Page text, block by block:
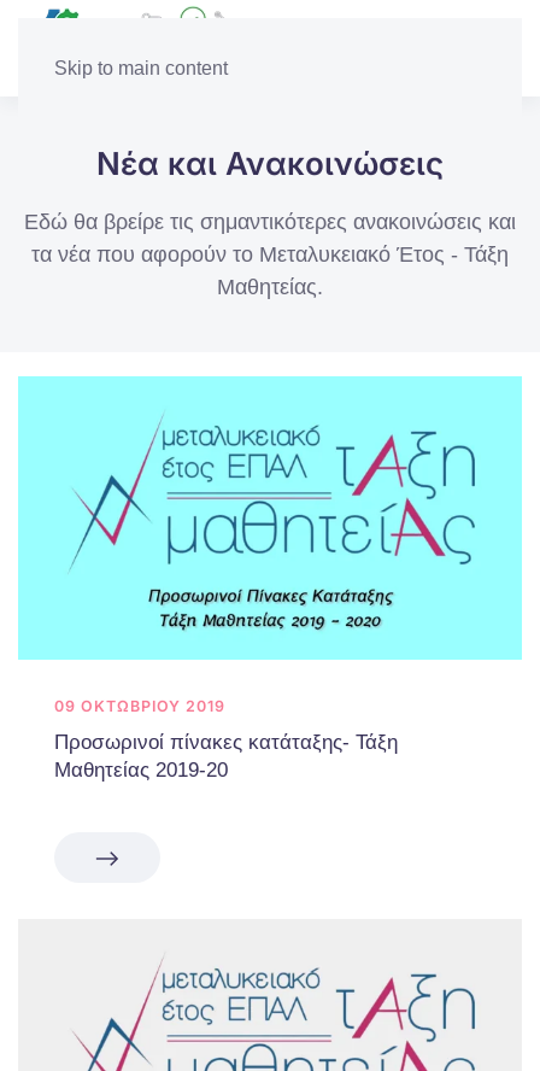
Skip to main content
Νέα και Ανακοινώσεις
Εδώ θα βρείρε τις σημαντικότερες ανακοινώσεις και
τα νέα που αφορούν το Μεταλυκειακό Έτος - Τάξη
Μαθητείας.
09 ΟΚΤΩΒΡΊΟΥ 2019
Προσωρινοί πίνακες κατάταξης- Τάξη
Μαθητείας 2019-20